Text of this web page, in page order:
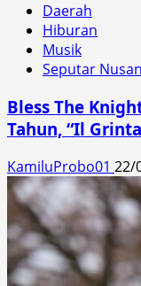
Daerah
Hiburan
Musik
Seputar
Bless The
Tahun, “Il
KamiluProbo01 22/